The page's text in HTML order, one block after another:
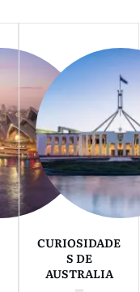
CURIOSIDADE
S DE
AUSTRALIA